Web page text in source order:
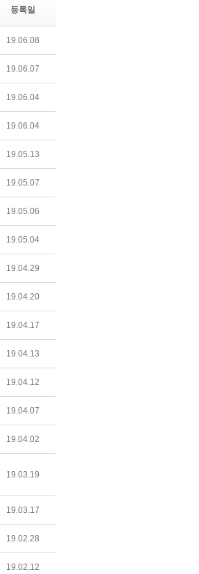
등록일
19.06.08
19.06.07
19.06.04
19.06.04
19.05.13
19.05.07
19.05.06
19.05.04
19.04.29
19.04.20
19.04.17
19.04.13
19.04.12
19.04.07
19.04.02
19.03.19
19.03.17
19.02.28
19.02.12